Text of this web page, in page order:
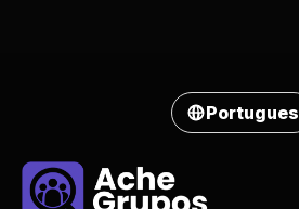
Portugues